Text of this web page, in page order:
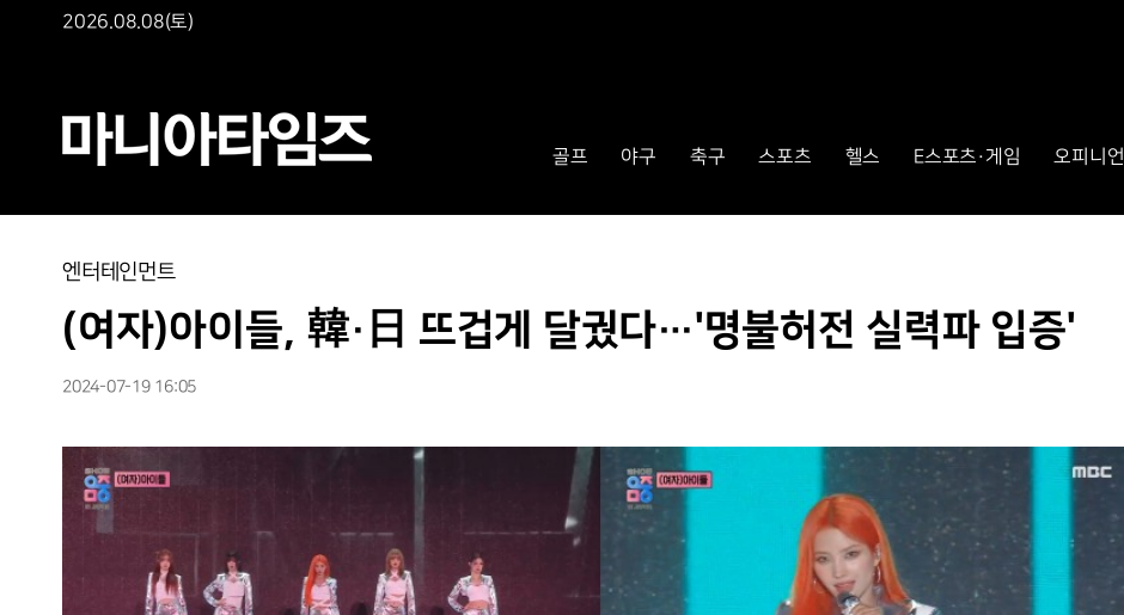
2026.08.08(토)
골프 야구 축구 스포츠 헬스 E스포츠·게임 오피니언
엔터테인먼트
(여자)아이들, 韓·日 뜨겁게 달궜다…'명불허전 실력파 입증'
2024-07-19 16:05